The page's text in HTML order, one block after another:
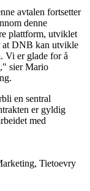
avtalen fortsetter
denne
plattform, utviklet
at DNB kan utvikle
Vi er glade for å
sier Mario
en sentral
er gyldig
med
Tietoevry